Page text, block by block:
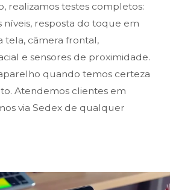
realizamos testes completos:
níveis, resposta do toque em
tela, câmera frontal,
e sensores de proximidade.
quando temos certeza
Atendemos clientes em
via Sedex de qualquer